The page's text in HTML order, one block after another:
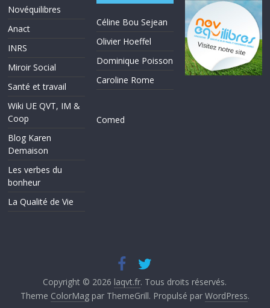
Novéquilibres
Anact
INRS
Miroir Social
Santé et travail
Wiki UE QVT, IM &
Coop
Blog Karen
Demaison
Les verbes du
bonheur
La Qualité de Vie
Céline Bou Sejean
Olivier Hoeffel
Dominique Poisson
Caroline Rome
Comed
Copyright © 2026 laqvt.fr. Tous droits réservés.
Theme ColorMagpar ThemeGrill. Propulsé par WordPress.